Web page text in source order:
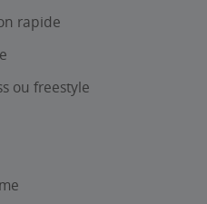
rapide
ou freestyle